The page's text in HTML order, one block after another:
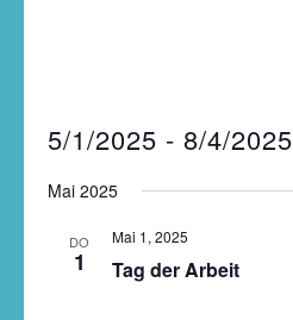
5/1/2025 - 8/4/2025
Mai 2025
DO
1
Mai 1, 2025
Tag der Arbeit